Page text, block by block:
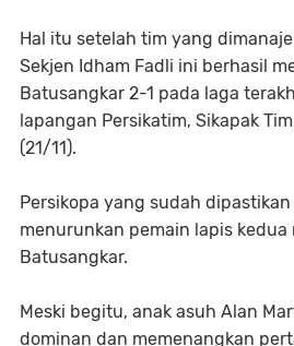
Hal itu setelah tim yang
Sekjen Idham Fadli ini berhasil
Batusangkar 2-1 pada laga
lapangan Persikatim, Sikapak
(21/11).
Persikopa yang sudah
menurunkan pemain lapis kedua
Batusangkar.
Meski begitu, anak asuh Alan
dominan dan memenangkan